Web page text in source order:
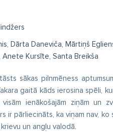
Dārta Daneviča, Mārtiņš
Kursīte, Santa Breikša
sākas pilnmēness
gaitā kāds ierosina spēli,
ienākošajām ziņām un
ir pārliecināts, ka viņam nav,
un angļu valodā.